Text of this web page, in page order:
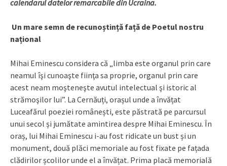
calendarul datelor remarcabile din Ucraina.
Un mare semn de recunoștință față de Poetul nostru
național
Mihai Eminescu considera că „limba este organul prin care
neamul îşi cunoaşte fiinţa sa proprie, organul prin care
acest neam moşteneşte avutul intelectual şi istoric al
strămoşilor lui”. La Cernăuți, orașul unde a învățat
Luceafărul poeziei românești, este păstrată pe parcursul
unui secol și jumătate amintirea despre Mihai Eminescu. În
oraș, lui Mihai Eminescu i-au fost ridicate un bust și un
monument, două plăci memoriale au fost fixate pe fațada
clădirilor școlilor unde el a învățat. Prima placă memorială